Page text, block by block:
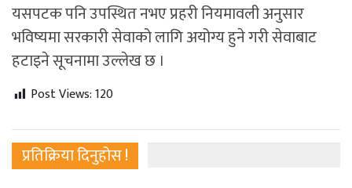
यसपटक पनि उपस्थित नभए प्रहरी नियमावली अनुसार
भविष्यमा सरकारी सेवाको लागि अयोग्य हुने गरी सेवाबाट
हटाइने सूचनामा उल्लेख छ ।
Post Views:120
प्रतिक्रिया दिनुहोस !